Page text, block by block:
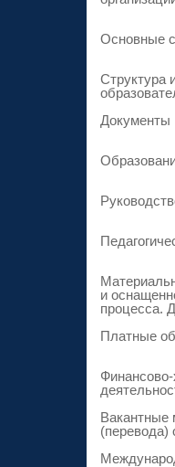
Основные
Структура
Документы
и
процесса.
Платные
Финансово-
Вакантные